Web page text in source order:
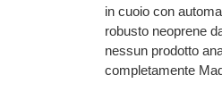
in cuoio con
robusto neoprene
nessun prodotto
completamente